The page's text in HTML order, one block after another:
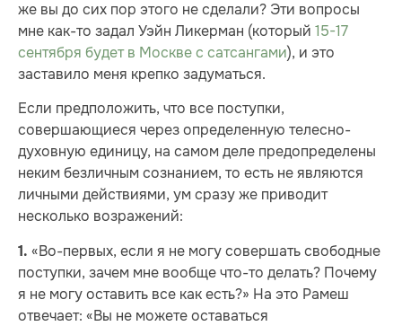
же вы до сих пор этого не сделали? Эти вопросы
мне как-то задал Уэйн Ликерман (который 15-17
сентября будет в Москве с сатсангами), и это
заставило меня крепко задуматься.
Если предположить, что все поступки,
совершающиеся через определенную телесно-
духовную единицу, на самом деле предопределены
неким безличным сознанием, то есть не являются
личными действиями, ум сразу же приводит
несколько возражений:
1. «Во-первых, если я не могу совершать свободные
поступки, зачем мне вообще что-то делать? Почему
я не могу оставить все как есть?» На это Рамеш
отвечает: «Вы не можете оставаться